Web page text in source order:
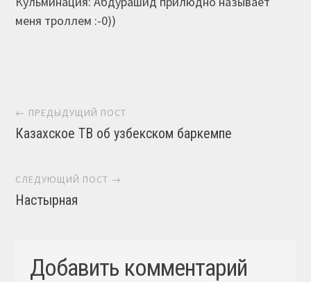
меня троллем :-0))
Навигация постов
← ПРЕДЫДУЩИЙ ПОСТ
Казахское ТВ об узбекском баркемпе
СЛЕДУЮЩИЙ ПОСТ →
Настырная
Добавить комментарий